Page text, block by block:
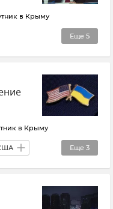
в Крыму
Еще 5
в Крыму
Еще 3